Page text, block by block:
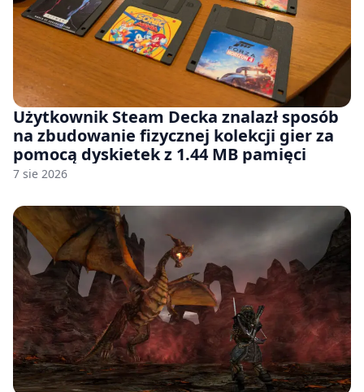
Użytkownik Steam Decka znalazł sposób
na zbudowanie fizycznej kolekcji gier za
pomocą dyskietek z 1.44 MB pamięci
7 sie 2026